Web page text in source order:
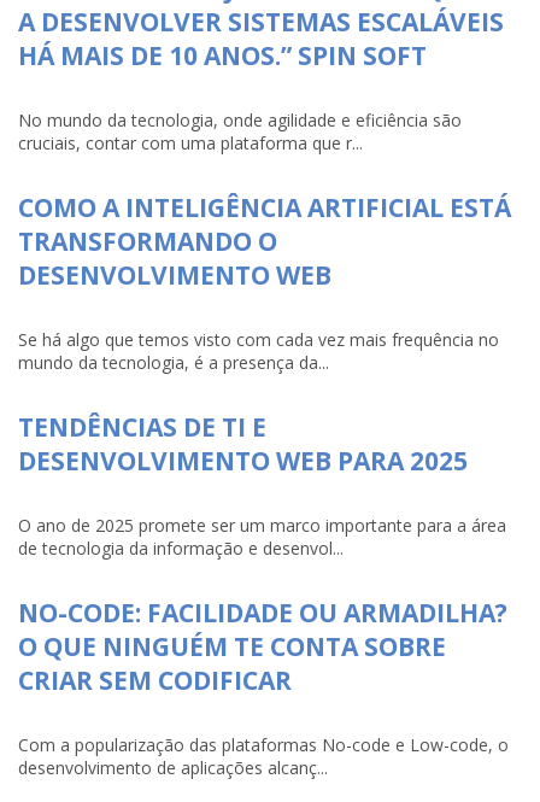
A DESENVOLVER SISTEMAS ESCALÁVEIS
HÁ MAIS DE 10 ANOS.” SPIN SOFT
No mundo da tecnologia, onde agilidade e eficiência são
cruciais, contar com uma plataforma que r...
COMO A INTELIGÊNCIA ARTIFICIAL ESTÁ
TRANSFORMANDO O
DESENVOLVIMENTO WEB
Se há algo que temos visto com cada vez mais frequência no
mundo da tecnologia, é a presença da...
TENDÊNCIAS DE TI E
DESENVOLVIMENTO WEB PARA 2025
O ano de 2025 promete ser um marco importante para a área
de tecnologia da informação e desenvol...
NO-CODE: FACILIDADE OU ARMADILHA?
O QUE NINGUÉM TE CONTA SOBRE
CRIAR SEM CODIFICAR
Com a popularização das plataformas No-code e Low-code, o
desenvolvimento de aplicações alcanç...